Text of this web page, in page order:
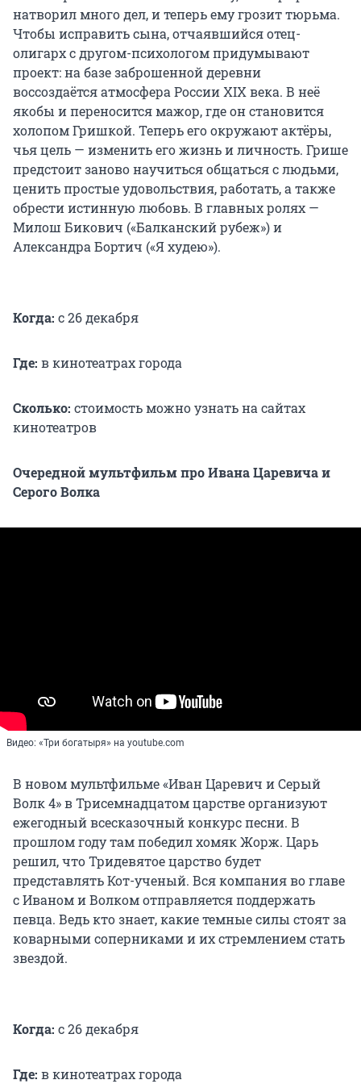
натворил много дел, и теперь ему грозит тюрьма.
Чтобы исправить сына, отчаявшийся отец-
олигарх с другом-психологом придумывают
проект: на базе заброшенной деревни
воссоздаётся атмосфера России XIX века. В неё
якобы и переносится мажор, где он становится
холопом Гришкой. Теперь его окружают актёры,
чья цель — изменить его жизнь и личность. Грише
предстоит заново научиться общаться с людьми,
ценить простые удовольствия, работать, а также
обрести истинную любовь. В главных ролях —
Милош Бикович («Балканский рубеж») и
Александра Бортич («Я худею»).
Когда: с 26 декабря
Где: в кинотеатрах города
Сколько: стоимость можно узнать на сайтах
кинотеатров
Очередной мультфильм про Ивана Царевича и
Серого Волка
Видео: «Три богатыря» на youtube.com
В новом мультфильме «Иван Царевич и Серый
Волк 4» в Трисемнадцатом царстве организуют
ежегодный всесказочный конкурс песни. В
прошлом году там победил хомяк Жорж. Царь
решил, что Тридевятое царство будет
представлять Кот-ученый. Вся компания во главе
с Иваном и Волком отправляется поддержать
певца. Ведь кто знает, какие темные силы стоят за
коварными соперниками и их стремлением стать
звездой.
Когда: с 26 декабря
Где: в кинотеатрах города